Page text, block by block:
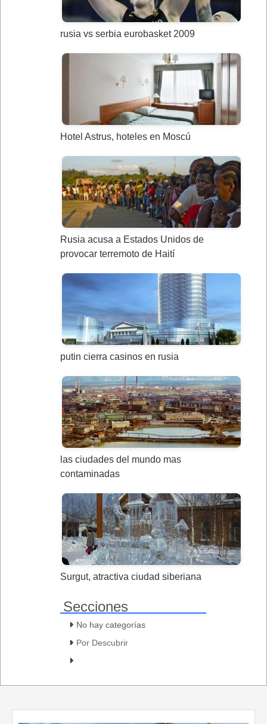
rusia vs serbia eurobasket 2009
Hotel Astrus, hoteles en Moscú
Rusia acusa a Estados Unidos de
provocar terremoto de Haití
putin cierra casinos en rusia
las ciudades del mundo mas
contaminadas
Surgut, atractiva ciudad siberiana
Secciones
No hay categorías
Por Descubrir